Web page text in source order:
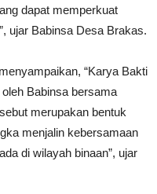
dapat memperkuat
ujar Babinsa Desa Brakas.
“Karya Bakti
Babinsa bersama
merupakan bentuk
menjalin kebersamaan
di wilayah binaan”, ujar